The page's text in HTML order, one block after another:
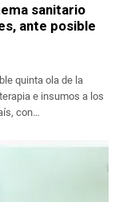
sanitario
ante posible
quinta ola de la
e insumos a los
con…